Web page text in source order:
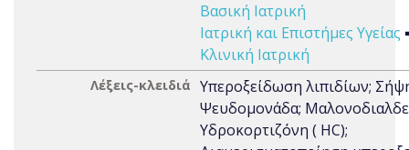
Βασική Ιατρική
Ιατρική και Επιστήμες Υγείας
Κλινική Ιατρική
Λέξεις-κλειδιά Υπεροξείδωση λιπιδίων;
Ψευδομονάδα;
Υδροκορτιζόνη ( HC);